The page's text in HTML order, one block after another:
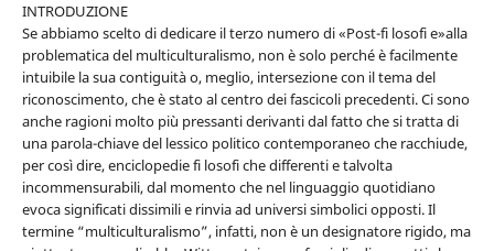
INTRODUZIONE
Se abbiamo scelto di dedicare il terzo numero di «Post-fi losofi e»alla
problematica del multiculturalismo, non è solo perché è facilmente
intuibile la sua contiguità o, meglio, intersezione con il tema del
riconoscimento, che è stato al centro dei fascicoli precedenti. Ci sono
anche ragioni molto più pressanti derivanti dal fatto che si tratta di
una parola-chiave del lessico politico contemporaneo che racchiude,
per così dire, enciclopedie fi losofi che differenti e talvolta
incommensurabili, dal momento che nel linguaggio quotidiano
evoca significati dissimili e rinvia ad universi simbolici opposti. Il
termine “multiculturalismo”, infatti, non è un designatore rigido, ma